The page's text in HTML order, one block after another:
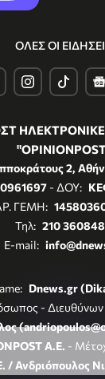
ΟΛΕΣ ΟΙ
2,
- ΔΟΥ:
ΓΕΜΗ:
Τηλ: 210
E-mail:
Dnews.gr
-
A.E. -
/ Ανδριόπουλος